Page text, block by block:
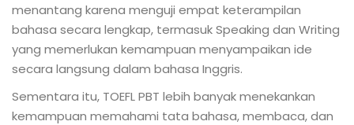
menantang karena menguji empat keterampilan
bahasa secara lengkap, termasuk Speaking dan Writing
yang memerlukan kemampuan menyampaikan ide
secara langsung dalam bahasa Inggris.
Sementara itu, TOEFL PBT lebih banyak menekankan
kemampuan memahami tata bahasa, membaca, dan